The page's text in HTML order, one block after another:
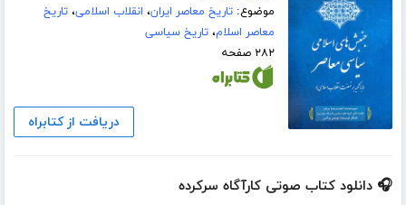
موضوع:تاریخ معاصر ایران، انقلاب اسلامی،تاریخ
معاصر اسلام،تاریخ سیاسی
۲۸۲ صفحه
دریافت از کتابراه
🎧 دانلود کتاب صوتی کارآگاه سرکرده